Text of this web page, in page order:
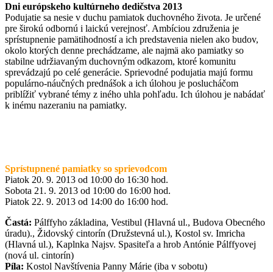
Dni európskeho kultúrneho dedičstva 2013
Podujatie sa nesie v duchu pamiatok duchovného života. Je určené
pre širokú odbornú i laickú verejnosť. Ambíciou združenia je
sprístupnenie pamätihodností a ich predstavenia nielen ako budov,
okolo ktorých denne prechádzame, ale najmä ako pamiatky so
stabilne udržiavaným duchovným odkazom, ktoré komunitu
sprevádzajú po celé generácie. Sprievodné podujatia majú formu
populárno-náučných prednášok a ich úlohou je poslucháčom
priblížiť vybrané témy z iného uhla pohľadu. Ich úlohou je nabádať
k inému nazeraniu na pamiatky.
Sprístupnené pamiatky so sprievodcom
Piatok 20. 9. 2013 od 10:00 do 16:30 hod.
Sobota 21. 9. 2013 od 10:00 do 16:00 hod.
Piatok 22. 9. 2013 od 14:00 do 16:00 hod.
Častá: Pálffyho základina, Vestibul (Hlavná ul., Budova Obecného
úradu)., Židovský cintorín (Družstevná ul.), Kostol sv. Imricha
(Hlavná ul.), Kaplnka Najsv. Spasiteľa a hrob Antónie Pálffyovej
(nová ul. cintorín)
Píla: Kostol Navštívenia Panny Márie (iba v sobotu)